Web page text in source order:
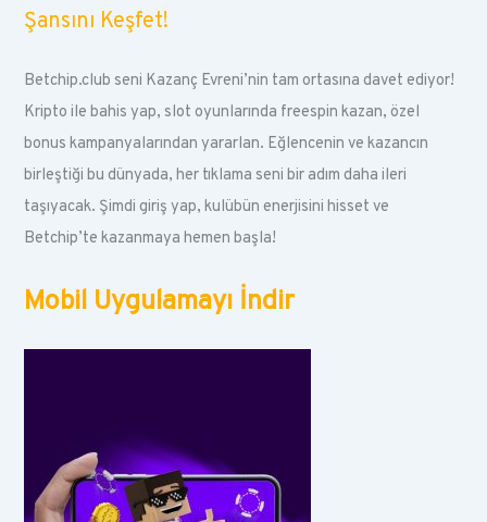
Şansını Keşfet!
Betchip.club seni Kazanç Evreni’nin tam ortasına davet ediyor!
Kripto ile bahis yap, slot oyunlarında freespin kazan, özel
bonus kampanyalarından yararlan. Eğlencenin ve kazancın
birleştiği bu dünyada, her tıklama seni bir adım daha ileri
taşıyacak. Şimdi giriş yap, kulübün enerjisini hisset ve
Betchip’te kazanmaya hemen başla!
Mobil Uygulamayı İndir